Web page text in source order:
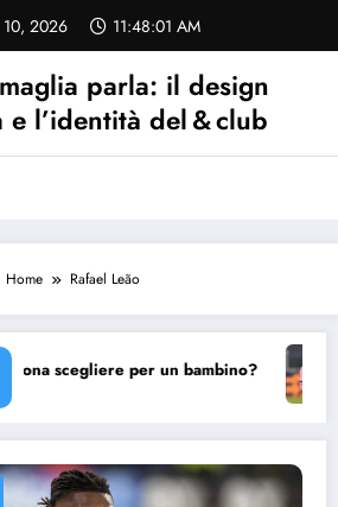
2026 11:48:01 AM
parla: il design
l’identità del & club
Home Rafael Leão
scegliere per un bambino?